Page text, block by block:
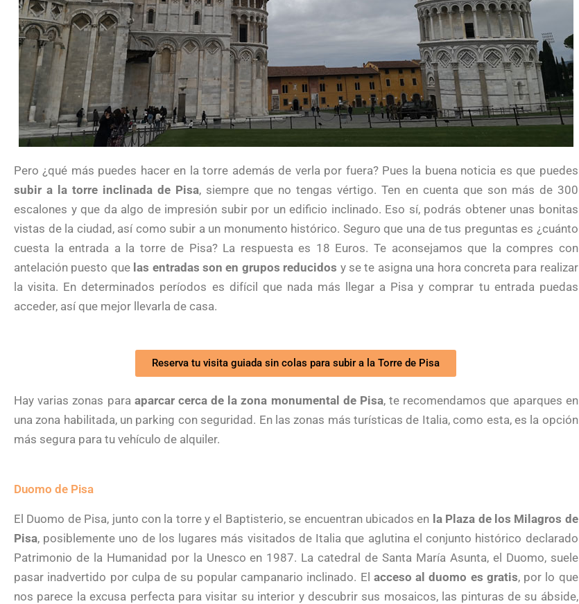
Pero ¿qué más puedes hacer en la torre además de verla por fuera? Pues la buena noticia es que puedes
subir a la torre inclinada de Pisa, siempre que no tengas vértigo. Ten en cuenta que son más de 300
escalones y que da algo de impresión subir por un edificio inclinado. Eso sí, podrás obtener unas bonitas
vistas de la ciudad, así como subir a un monumento histórico. Seguro que una de tus preguntas es ¿cuánto
cuesta la entrada a la torre de Pisa? La respuesta es 18 Euros. Te aconsejamos que la compres con
antelación puesto que las entradas son en grupos reducidos y se te asigna una hora concreta para realizar
la visita. En determinados períodos es difícil que nada más llegar a Pisa y comprar tu entrada puedas
acceder, así que mejor llevarla de casa.
Reserva tu visita guiada sin colas para subir a la Torre de Pisa
Hay varias zonas para aparcar cerca de la zona monumental de Pisa, te recomendamos que aparques en
una zona habilitada, un parking con seguridad. En las zonas más turísticas de Italia, como esta, es la opción
más segura para tu vehículo de alquiler.
Duomo de Pisa
El Duomo de Pisa, junto con la torre y el Baptisterio, se encuentran ubicados en la Plaza de los Milagros de
Pisa, posiblemente uno de los lugares más visitados de Italia que aglutina el conjunto histórico declarado
Patrimonio de la Humanidad por la Unesco en 1987. La catedral de Santa María Asunta, el Duomo, suele
pasar inadvertido por culpa de su popular campanario inclinado. El acceso al duomo es gratis, por lo que
nos parece la excusa perfecta para visitar su interior y descubrir sus mosaicos, las pinturas de su ábside,